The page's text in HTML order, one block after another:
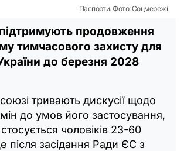
Паспорти. Фото: Соцмережі
продовження
тимчасового захисту для
до березня 2028
тривають дискусії щодо
до умов його застосування,
чоловіків 23-60
після засідання Ради ЄС з